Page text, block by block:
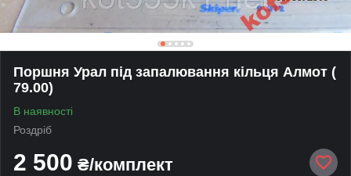
Поршня Урал під запалювання кільця Алмот (
79.00)
В наявності
Роздріб
2 500 ₴/комплект